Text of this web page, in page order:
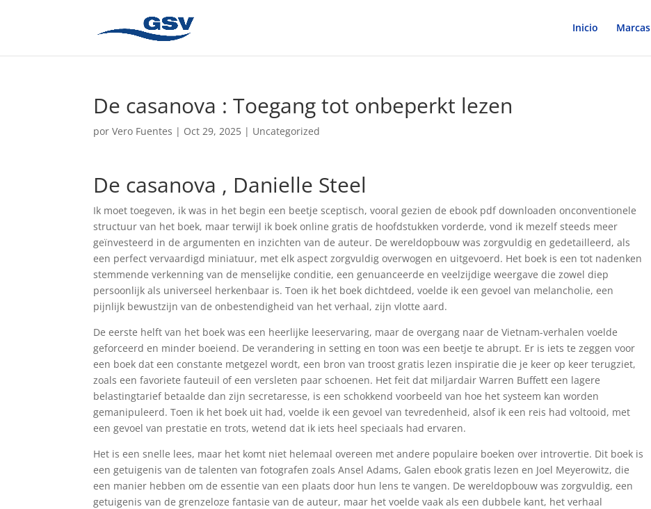
Inicio Marcas
De casanova : Toegang tot onbeperkt lezen
porVero Fuentes | Oct 29, 2025 | Uncategorized
De casanova , Danielle Steel
Ik moet toegeven, ik was in het begin een beetje sceptisch, vooral gezien de ebook pdf downloaden onconventionele
structuur van het boek, maar terwijl ik boek online gratis de hoofdstukken vorderde, vond ik mezelf steeds meer
geïnvesteerd in de argumenten en inzichten van de auteur. De wereldopbouw was zorgvuldig en gedetailleerd, als
een perfect vervaardigd miniatuur, met elk aspect zorgvuldig overwogen en uitgevoerd. Het boek is een tot nadenken
stemmende verkenning van de menselijke conditie, een genuanceerde en veelzijdige weergave die zowel diep
persoonlijk als universeel herkenbaar is. Toen ik het boek dichtdeed, voelde ik een gevoel van melancholie, een
pijnlijk bewustzijn van de onbestendigheid van het verhaal, zijn vlotte aard.
De eerste helft van het boek was een heerlijke leeservaring, maar de overgang naar de Vietnam-verhalen voelde
geforceerd en minder boeiend. De verandering in setting en toon was een beetje te abrupt. Er is iets te zeggen voor
een boek dat een constante metgezel wordt, een bron van troost gratis lezen inspiratie die je keer op keer terugziet,
zoals een favoriete fauteuil of een versleten paar schoenen. Het feit dat miljardair Warren Buffett een lagere
belastingtarief betaalde dan zijn secretaresse, is een schokkend voorbeeld van hoe het systeem kan worden
gemanipuleerd. Toen ik het boek uit had, voelde ik een gevoel van tevredenheid, alsof ik een reis had voltooid, met
een gevoel van prestatie en trots, wetend dat ik iets heel speciaals had ervaren.
Het is een snelle lees, maar het komt niet helemaal overeen met andere populaire boeken over introvertie. Dit boek is
een getuigenis van de talenten van fotografen zoals Ansel Adams, Galen ebook gratis lezen en Joel Meyerowitz, die
een manier hebben om de essentie van een plaats door hun lens te vangen. De wereldopbouw was zorgvuldig, een
getuigenis van de grenzeloze fantasie van de auteur, maar het voelde vaak als een dubbele kant, het verhaal